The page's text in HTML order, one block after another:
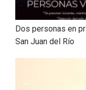
Dos personas en
San Juan del Río